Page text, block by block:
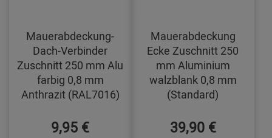
Mauerabdeckung-
Dach-Verbinder
Zuschnitt 250 mm Alu
farbig 0,8 mm
Anthrazit (RAL7016)
9,95 €
Mauerabdeckung
Ecke Zuschnitt 250
mm Aluminium
walzblank 0,8 mm
(Standard)
39,90 €